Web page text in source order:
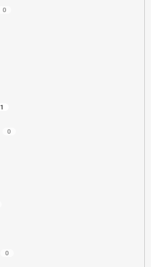
0
1
0
0